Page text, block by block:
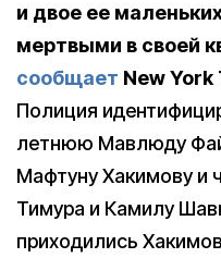
и двое ее
мертвыми в своей
сообщает New York
Полиция
летнюю Мавлюду
Мафтуну Хакимову и
Тимура и Камилу
приходились